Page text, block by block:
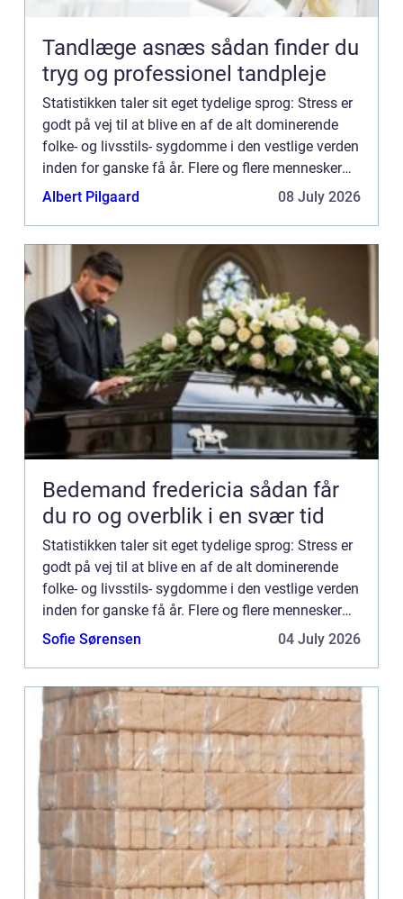
Tandlæge asnæs sådan finder du
tryg og professionel tandpleje
Statistikken taler sit eget tydelige sprog: Stress er
godt på vej til at blive en af de alt dominerende
folke- og livsstils- sygdomme i den vestlige verden
inden for ganske få år. Flere og flere mennesker
rammes af stress og udbr&ae...
Albert Pilgaard 08 July 2026
Bedemand fredericia sådan får
du ro og overblik i en svær tid
Statistikken taler sit eget tydelige sprog: Stress er
godt på vej til at blive en af de alt dominerende
folke- og livsstils- sygdomme i den vestlige verden
inden for ganske få år. Flere og flere mennesker
rammes af stress og udbr&ae...
Sofie Sørensen 04 July 2026